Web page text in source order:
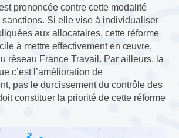
prononcée contre cette modalité
sanctions. Si elle vise à individualiser
aux allocataires, cette réforme
à mettre effectivement en œuvre,
réseau France Travail. Par ailleurs, la
c’est l’amélioration de
pas le durcissement du contrôle des
constituer la priorité de cette réforme